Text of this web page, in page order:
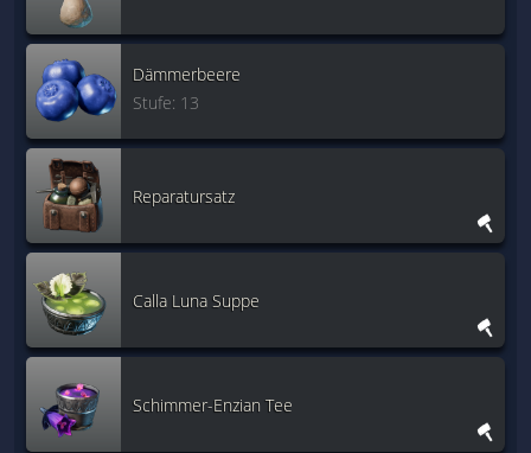
Dämmerbeere
Stufe: 13
Reparatursatz
Calla Luna Suppe
Schimmer-Enzian Tee